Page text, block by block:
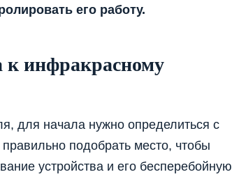
его работу.
к инфракрасному
для начала нужно определиться с
подобрать место, чтобы
устройства и его бесперебойную